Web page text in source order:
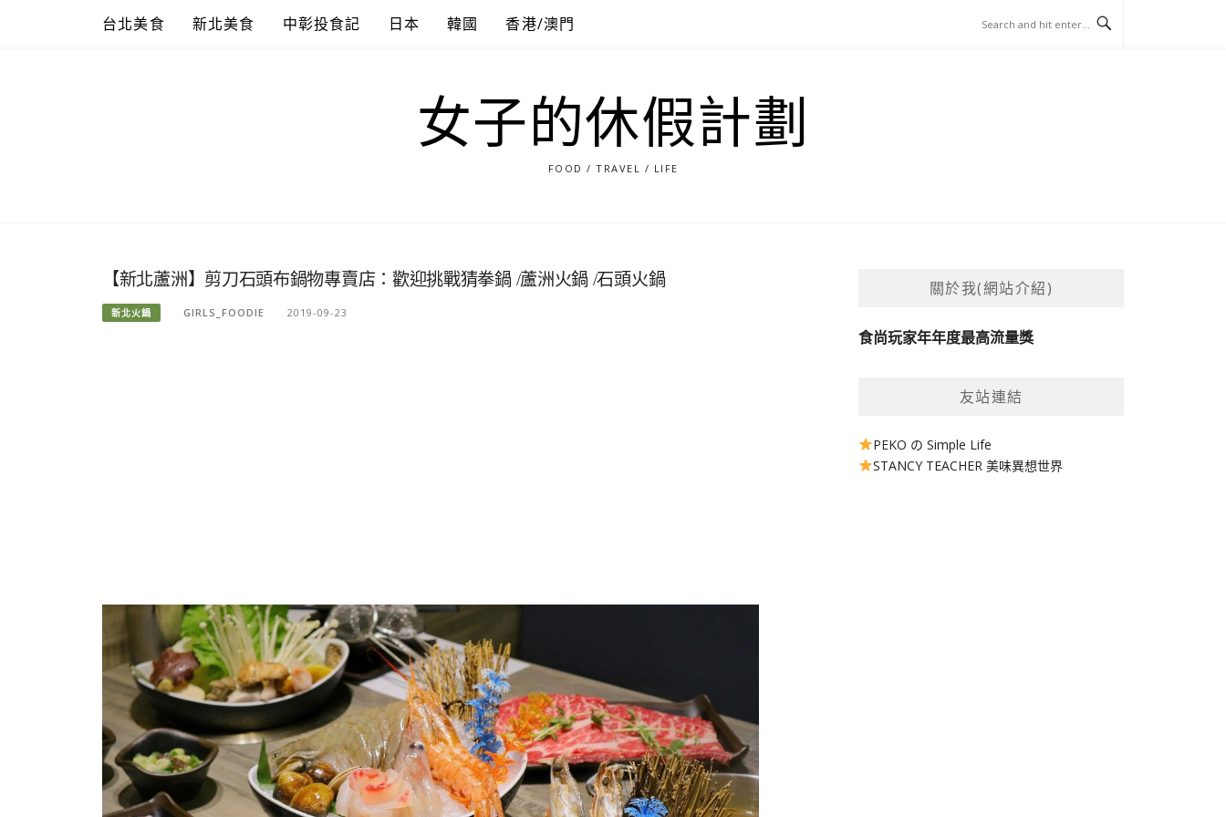
台北美食 新北美食 中彰投食記 日本 韓國 香港/澳門
女子的休假計劃
FOOD / TRAVEL / LIFE
【新北蘆洲】剪刀石頭布鍋物專賣店：歡迎挑戰猜拳鍋 /蘆洲火鍋 /石頭火鍋
新北火鍋 GIRLS_FOODIE 2019-09-23
關於我(網站介紹)
食尚玩家年年度最高流量獎
友站連結
PEKO の Simple Life
STANCY TEACHER 美味異想世界